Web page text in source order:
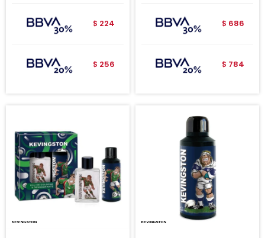
$ 224
$ 256
$ 686
$ 784